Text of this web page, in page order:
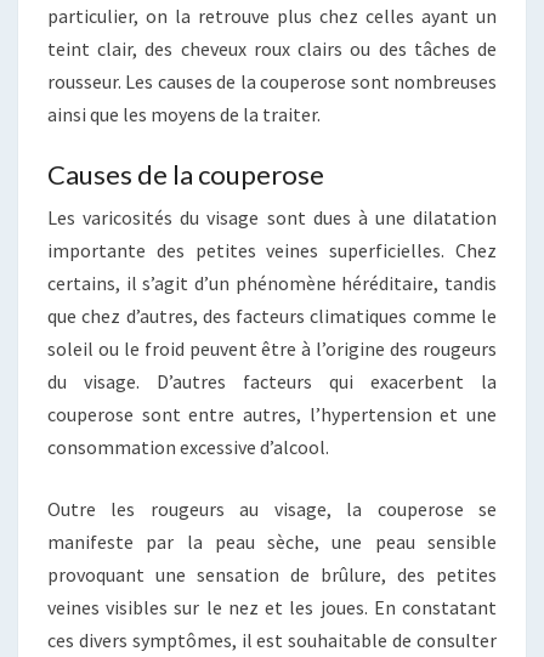
particulier, on la retrouve plus chez celles ayant un
teint clair, des cheveux roux clairs ou des tâches de
rousseur. Les causes de la couperose sont nombreuses
ainsi que les moyens de la traiter.
Causes de la couperose
Les varicosités du visage sont dues à une dilatation
importante des petites veines superficielles. Chez
certains, il s’agit d’un phénomène héréditaire, tandis
que chez d’autres, des facteurs climatiques comme le
soleil ou le froid peuvent être à l’origine des rougeurs
du visage. D’autres facteurs qui exacerbent la
couperose sont entre autres, l’hypertension et une
consommation excessive d’alcool.
Outre les rougeurs au visage, la couperose se
manifeste par la peau sèche, une peau sensible
provoquant une sensation de brûlure, des petites
veines visibles sur le nez et les joues. En constatant
ces divers symptômes, il est souhaitable de consulter